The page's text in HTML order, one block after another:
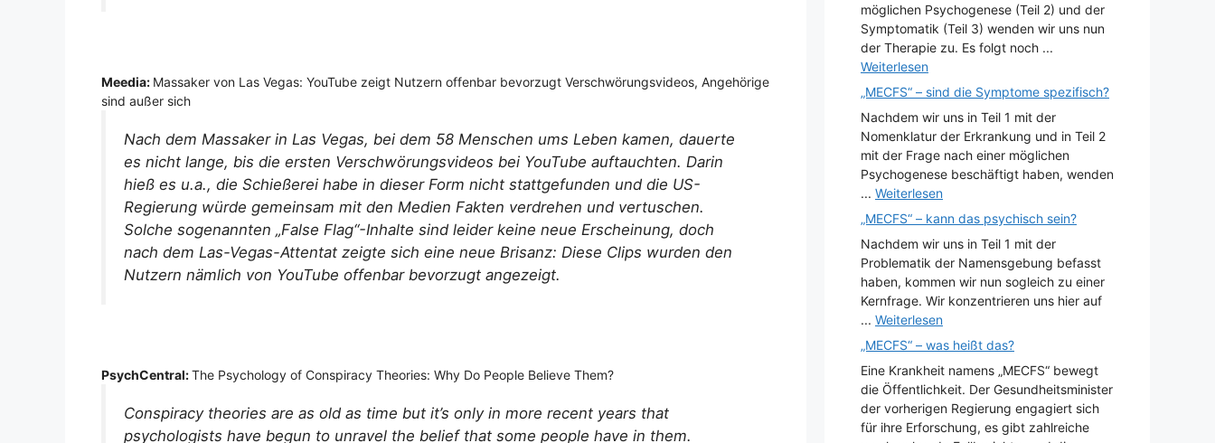
Meedia: Massaker von Las Vegas: YouTube zeigt Nutzern offenbar bevorzugt Verschwörungsvideos, Angehörige
sind außer sich
Nach dem Massaker in Las Vegas, bei dem 58 Menschen ums Leben kamen, dauerte
es nicht lange, bis die ersten Verschwörungsvideos bei YouTube auftauchten. Darin
hieß es u.a., die Schießerei habe in dieser Form nicht stattgefunden und die US-
Regierung würde gemeinsam mit den Medien Fakten verdrehen und vertuschen.
Solche sogenannten „False Flag“-Inhalte sind leider keine neue Erscheinung, doch
nach dem Las-Vegas-Attentat zeigte sich eine neue Brisanz: Diese Clips wurden den
Nutzern nämlich von YouTube offenbar bevorzugt angezeigt.
PsychCentral:The Psychology of Conspiracy Theories: Why Do People Believe Them?
Conspiracy theories are as old as time but it’s only in more recent years that
psychologists have begun to unravel the belief that some people have in them.
möglichen Psychogenese (Teil 2) und der
Symptomatik (Teil 3) wenden wir uns nun
der Therapie zu. Es folgt noch ...
Weiterlesen
„MECFS“ – sind die Symptome spezifisch?
Nachdem wir uns in Teil 1 mit der
Nomenklatur der Erkrankung und in Teil 2
mit der Frage nach einer möglichen
Psychogenese beschäftigt haben, wenden
... Weiterlesen
„MECFS“ – kann das psychisch sein?
Nachdem wir uns in Teil 1 mit der
Problematik der Namensgebung befasst
haben, kommen wir nun sogleich zu einer
Kernfrage. Wir konzentrieren uns hier auf
... Weiterlesen
„MECFS“ – was heißt das?
Eine Krankheit namens „MECFS“ bewegt
die Öffentlichkeit. Der Gesundheitsminister
der vorherigen Regierung engagiert sich
für ihre Erforschung, es gibt zahlreiche